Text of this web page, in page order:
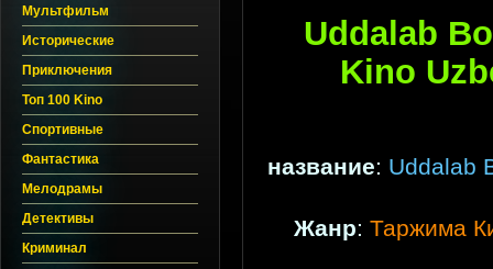
Мультфильм
Исторические
Приключения
Топ 100 Kino
Спортивные
Фантастика
Мелодрамы
Детективы
Криминал
Uddalab
Kino
название: Uddalab
Жанр: Таржима